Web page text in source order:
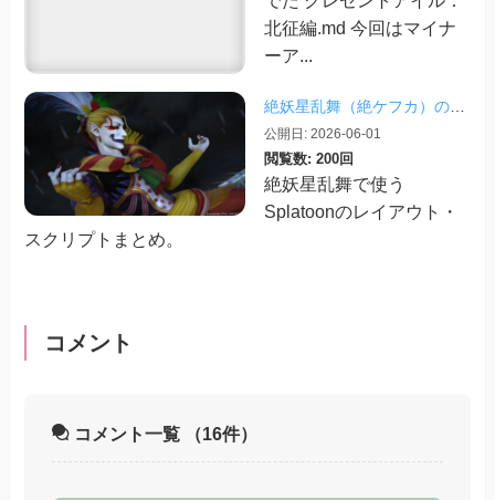
北征編.md 今回はマイナ
ーア...
絶妖星乱舞（絶ケフカ）のSplatoonレイアウト・スクリプトまとめ
公開日: 2026-06-01
閲覧数: 200回
絶妖星乱舞で使う
Splatoonのレイアウト・
スクリプトまとめ。
コメント
コメント一覧 （16件）